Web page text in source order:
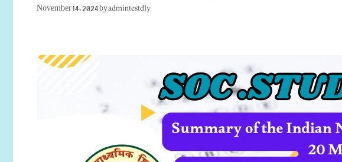
November 14, 2024 byadmintestdly